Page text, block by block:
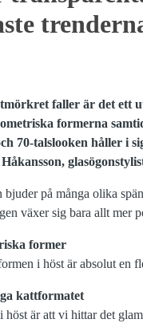
faller är det ett
formerna
70-talslooken håller i
bjuder på många olika
växer sig bara allt mer
former
i höst är absolut en
kattformatet
är att vi hittar det